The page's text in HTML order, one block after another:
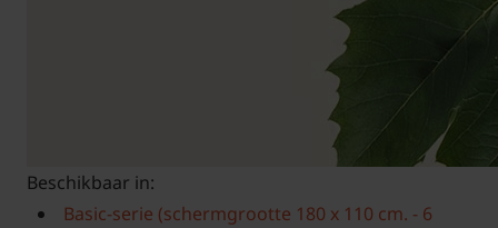
Beschikbaar in:
Basic-serie (schermgrootte 180 x 110 cm. - 6